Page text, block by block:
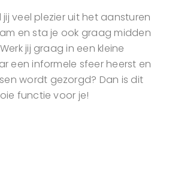
veel plezier uit het aansturen
en sta je ook graag midden
jij graag in een kleine
een informele sfeer heerst en
wordt gezorgd? Dan is dit
functie voor je!